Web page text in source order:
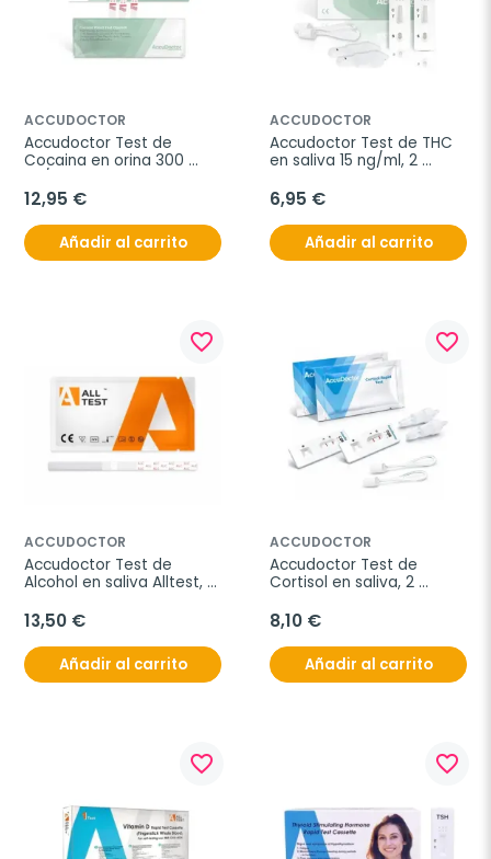
ACCUDOCTOR
Accudoctor Test de
Cocaina en orina 300
12,95 €
Añadir al carrito
ACCUDOCTOR
Accudoctor Test de THC
en saliva 15 ng/ml, 2
6,95 €
Añadir al carrito
favorite_border
ACCUDOCTOR
Accudoctor Test de
Alcohol en saliva Alltest,
13,50 €
Añadir al carrito
favorite_border
ACCUDOCTOR
Accudoctor Test de
Cortisol en saliva, 2
8,10 €
Añadir al carrito
favorite_border favorite_border